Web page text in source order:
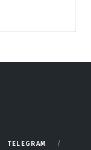
TELEGRAM